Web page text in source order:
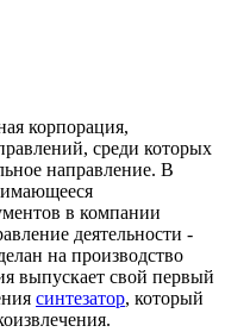
корпорация,
среди которых
направление. В
в компании
деятельности -
на производство
выпускает свой первый
синтезатор, который